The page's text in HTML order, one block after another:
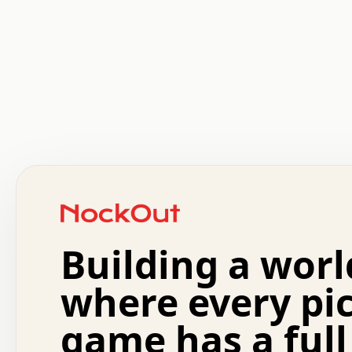
.   +   .   .   o   .   .   .   .   .   .   :   .
.   .   .   o   .   .   .   .   .   .   .   .   x   .
.   .   .   .   +   .   .   .   .   .   .   .   +
.   :   .   .   .   .   .   .   .   .   o   .   .
.   .   .   x   .   .   .   .   .   .   :   .   .   o
.   .   .   .   :   .   .   .   .   o   .   .   .
+   .   .   :   .   .   .   .   .   .   .   .   .
.   .   .   .   .   .   .   :   .   .   .   .   .
Building a
where every
game has a full